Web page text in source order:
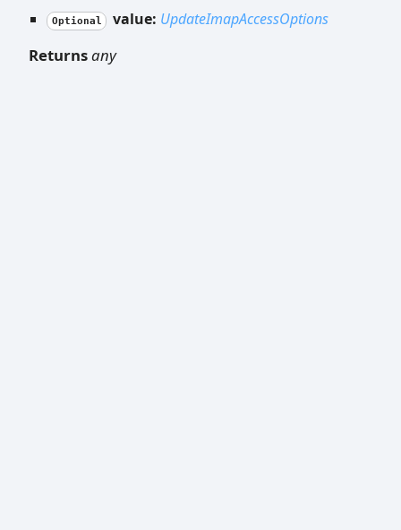
Optional value: UpdateImapAccessOptions
Returnsany